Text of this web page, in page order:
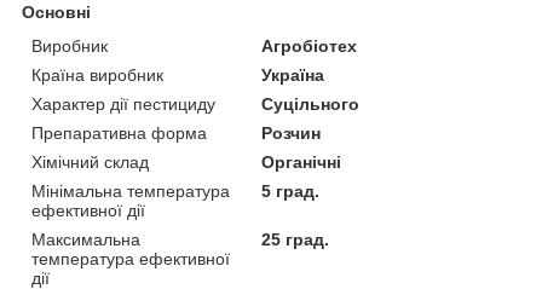
Основні
Виробник
Агробіотех
Країна виробник
Україна
Характер дії пестициду
Суцільного
Препаративна форма
Розчин
Хімічний склад
Органічні
Мінімальна температура
ефективної дії
5 град.
Максимальна
температура ефективної
дії
25 град.